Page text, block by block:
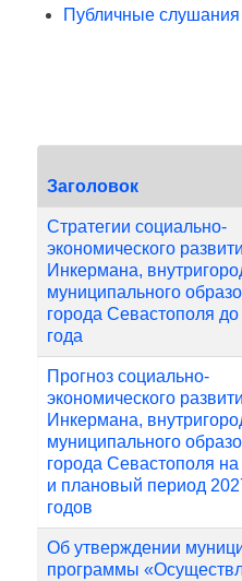
Публичные слушания
Заголовок
Стратегии социально-
экономического
Инкермана,
муниципального
города Севастополя
года
Прогноз социально-
экономического
Инкермана,
муниципального
города Севастополя на
и плановый период
годов
Об утверждении
программы